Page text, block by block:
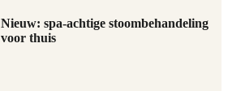
Nieuw: spa-achtige stoombehandeling
voor thuis